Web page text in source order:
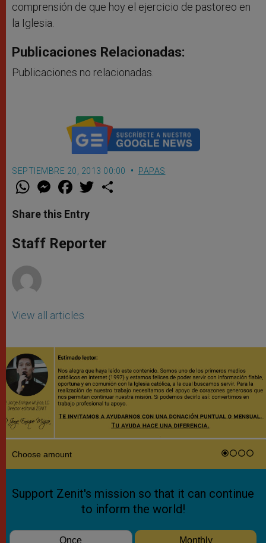
comprensión de que hoy el ejercicio de pastoreo en
la Iglesia.
Publicaciones Relacionadas:
Publicaciones no relacionadas.
SEPTIEMBRE 20, 2013 00:00 PAPAS
W
t
s
p
p
M
e
s
e
g
e
F
a
e
b
o
k
w
r
Share this Entry
Staff Reporter
View all articles